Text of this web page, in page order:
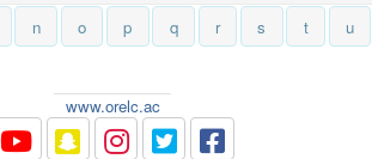
n o p q r s t u
www.orelc.ac